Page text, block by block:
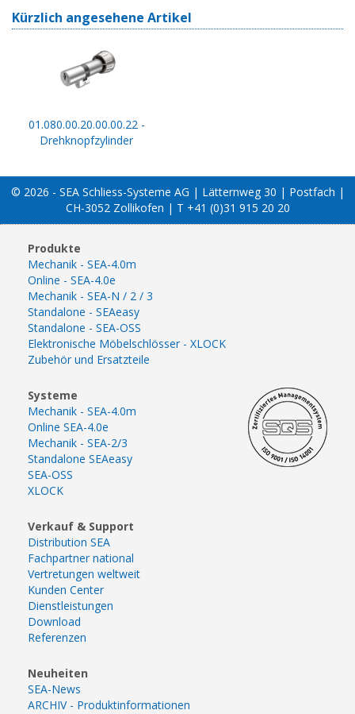
Kürzlich angesehene Artikel
01.080.00.20.00.00.22 -
Drehknopfzylinder
© 2026 - SEA Schliess-Systeme AG | Lätternweg 30 | Postfach |
CH-3052 Zollikofen | T +41 (0)31 915 20 20
Produkte
Mechanik - SEA-4.0m
Online - SEA-4.0e
Mechanik - SEA-N / 2 / 3
Standalone - SEAeasy
Standalone - SEA-OSS
Elektronische Möbelschlösser - XLOCK
Zubehör und Ersatzteile
Systeme
Mechanik - SEA-4.0m
Online SEA-4.0e
Mechanik - SEA-2/3
Standalone SEAeasy
SEA-OSS
XLOCK
Verkauf & Support
Distribution SEA
Fachpartner national
Vertretungen weltweit
Kunden Center
Dienstleistungen
Download
Referenzen
Neuheiten
SEA-News
ARCHIV - Produktinformationen